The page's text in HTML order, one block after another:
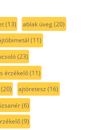
(13) ablak üveg(20)
(11)
(23)
érzékelő(11)
ajtóretesz (16)
(6)
(9)